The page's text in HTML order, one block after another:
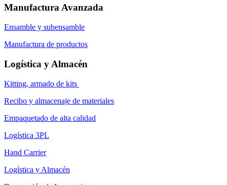
Manufactura Avanzada
Ensamble y subensamble
Manufactura de productos
Logística y Almacén
Kitting, armado de kits
Recibo y almacenaje de materiales
Empaquetado de alta calidad
Logística 3PL
Hand Carrier
Logística y Almacén